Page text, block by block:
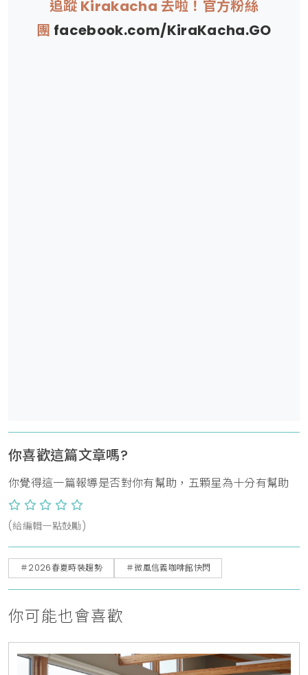
追蹤 Kirakacha 去啦！官方粉絲
團 facebook.com/KiraKacha.GO
你喜歡這篇文章嗎?
你覺得這一篇報導是否對你有幫助，五顆星為十分有幫助
(給編輯一點鼓勵)
＃2026春夏時裝趨勢 ＃微風信義咖啡館快閃
你可能也會喜歡